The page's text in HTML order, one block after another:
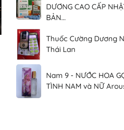
DƯƠNG CAO CẤP
BẢN...
Thuốc Cường Dương
Thái Lan
Nam 9 - NƯỚC HOA
TÌNH NAM và NỮ